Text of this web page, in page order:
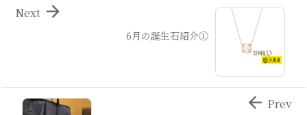
6月の誕生石紹介①

Next
 Prev